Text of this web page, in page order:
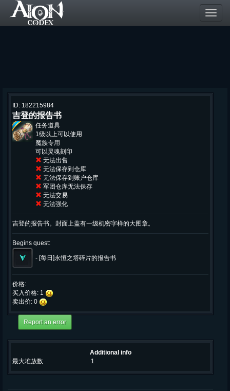
ID: 182215984
吉登的报告书
任务道具
1级以上可以使用
魔族专用
可以灵魂刻印
无法出售
无法保存到仓库
无法保存到账户仓库
军团仓库无法保存
无法交易
无法强化
吉登的报告书。封面上盖有一级机密字样的大图章。
Begins quest:
- [每日]永恒之塔碎片的报告书
价格:
买入价格: 1
卖出价: 0
Additional info
最大堆放数
1